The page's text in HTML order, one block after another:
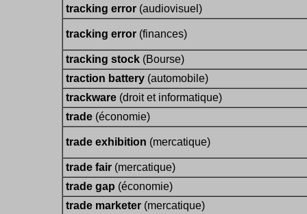
tracking error (audiovisuel)
tracking error (finances)
tracking stock (Bourse)
traction battery (automobile)
trackware (droit et informatique)
trade (économie)
trade exhibition (mercatique)
trade fair (mercatique)
trade gap (économie)
trade marketer (mercatique)